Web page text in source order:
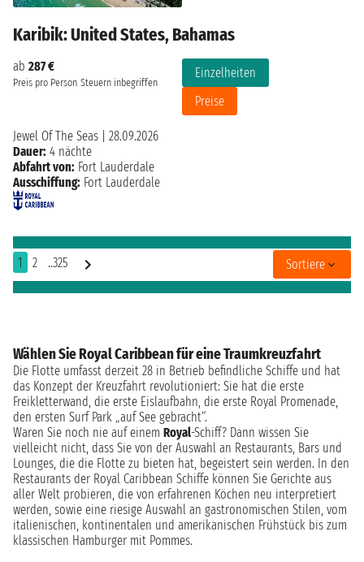
Karibik: United States, Bahamas
ab 287 €
Preis pro Person Steuern inbegriffen
Einzelheiten
Preise
Jewel Of The Seas
28.09.2026
Dauer: 4 nächte
Abfahrt von: Fort Lauderdale
Ausschiffung: Fort Lauderdale
1 2 ..325 Sortiere
Wählen Sie Royal Caribbean für eine Traumkreuzfahrt
Die Flotte umfasst derzeit 28 in Betrieb befindliche Schiffe und hat
das Konzept der Kreuzfahrt revolutioniert: Sie hat die erste
Freikletterwand, die erste Eislaufbahn, die erste Royal Promenade,
den ersten Surf Park „auf See gebracht“.
Waren Sie noch nie auf einem Royal-Schiff? Dann wissen Sie
vielleicht nicht, dass Sie von der Auswahl an Restaurants, Bars und
Lounges, die die Flotte zu bieten hat, begeistert sein werden. In den
Restaurants der Royal Caribbean Schiffe können Sie Gerichte aus
aller Welt probieren, die von erfahrenen Köchen neu interpretiert
werden, sowie eine riesige Auswahl an gastronomischen Stilen, vom
italienischen, kontinentalen und amerikanischen Frühstück bis zum
klassischen Hamburger mit Pommes.